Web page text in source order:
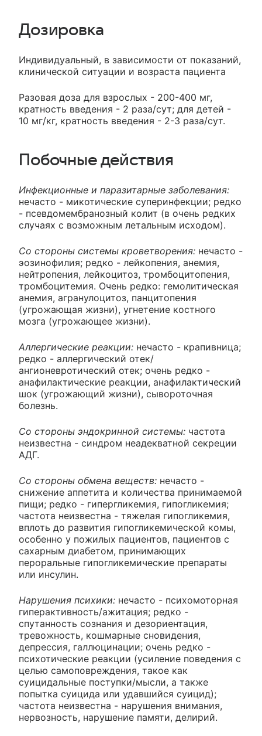
Дозировка
Индивидуальный, в зависимости от показаний,
клинической ситуации и возраста пациента
Разовая доза для взрослых - 200-400 мг,
кратность введения - 2 раза/сут; для детей -
10 мг/кг, кратность введения - 2-3 раза/сут.
Побочные действия
Инфекционные и паразитарные заболевания:
нечасто - микотические суперинфекции; редко
- псевдомембранозный колит (в очень редких
случаях с возможным летальным исходом).
Со стороны системы кроветворения: нечасто -
эозинофилия; редко - лейкопения, анемия,
нейтропения, лейкоцитоз, тромбоцитопения,
тромбоцитемия. Очень редко: гемолитическая
анемия, агранулоцитоз, панцитопения
(угрожающая жизни), угнетение костного
мозга (угрожающее жизни).
Аллергические реакции: нечасто - крапивница;
редко - аллергический отек/
ангионевротический отек; очень редко -
анафилактические реакции, анафилактический
шок (угрожающий жизни), сывороточная
болезнь.
Со стороны эндокринной системы: частота
неизвестна - синдром неадекватной секреции
АДГ.
Со стороны обмена веществ: нечасто -
снижение аппетита и количества принимаемой
пищи; редко - гипергликемия, гипогликемия;
частота неизвестна - тяжелая гипогликемия,
вплоть до развития гипогликемической комы,
особенно у пожилых пациентов, пациентов с
сахарным диабетом, принимающих
пероральные гипогликемические препараты
или инсулин.
Нарушения психики: нечасто - психомоторная
гиперактивность/ажитация; редко -
спутанность сознания и дезориентация,
тревожность, кошмарные сновидения,
депрессия, галлюцинации; очень редко -
психотические реакции (усиление поведения с
целью самоповреждения, такое как
суицидальные поступки/мысли, а также
попытка суицида или удавшийся суицид);
частота неизвестна - нарушения внимания,
нервозность, нарушение памяти, делирий.